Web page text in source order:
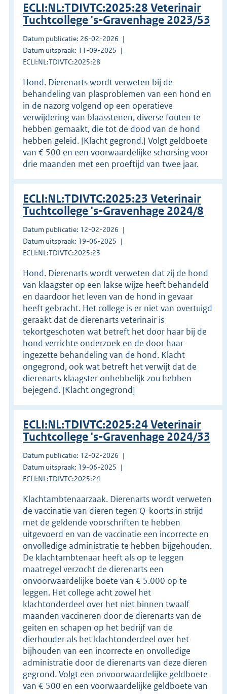
ECLI:NL:TDIVTC:2025:28 Veterinair
Tuchtcollege 's-Gravenhage 2023/53
Datum publicatie: 26-02-2026
Datum uitspraak: 11-09-2025
ECLI:NL:TDIVTC:2025:28
Hond. Dierenarts wordt verweten bij de
behandeling van plasproblemen van een hond en
in de nazorg volgend op een operatieve
verwijdering van blaasstenen, diverse fouten te
hebben gemaakt, die tot de dood van de hond
hebben geleid. [Klacht gegrond.] Volgt geldboete
van € 500 en een voorwaardelijke schorsing voor
drie maanden met een proeftijd van twee jaar.
ECLI:NL:TDIVTC:2025:23 Veterinair
Tuchtcollege 's-Gravenhage 2024/8
Datum publicatie: 12-02-2026
Datum uitspraak: 19-06-2025
ECLI:NL:TDIVTC:2025:23
Hond. Dierenarts wordt verweten dat zij de hond
van klaagster op een lakse wijze heeft behandeld
en daardoor het leven van de hond in gevaar
heeft gebracht. Het college is er niet van overtuigd
geraakt dat de dierenarts veterinair is
tekortgeschoten wat betreft het door haar bij de
hond verrichte onderzoek en de door haar
ingezette behandeling van de hond. Klacht
ongegrond, ook wat betreft het verwijt dat de
dierenarts klaagster onhebbelijk zou hebben
bejegend. [Klacht ongegrond]
ECLI:NL:TDIVTC:2025:24 Veterinair
Tuchtcollege 's-Gravenhage 2024/33
Datum publicatie: 12-02-2026
Datum uitspraak: 19-06-2025
ECLI:NL:TDIVTC:2025:24
Klachtambtenaarzaak. Dierenarts wordt verweten
de vaccinatie van dieren tegen Q-koorts in strijd
met de geldende voorschriften te hebben
uitgevoerd en van de vaccinatie een incorrecte en
onvolledige administratie te hebben bijgehouden.
De klachtambtenaar heeft als op te leggen
maatregel verzocht de dierenarts een
onvoorwaardelijke boete van € 5.000 op te
leggen. Het college acht zowel het
klachtonderdeel over het niet binnen twaalf
maanden vaccineren door de dierenarts van de
geiten en schapen op het bedrijf van de
dierhouder als het klachtonderdeel over het
bijhouden van een incorrecte en onvolledige
administratie door de dierenarts van deze dieren
gegrond. Volgt een onvoorwaardelijke geldboete
van € 500 en een voorwaardelijke geldboete van